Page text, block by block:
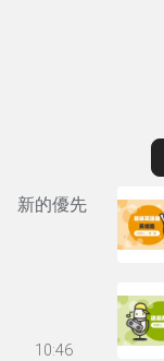
新的優先
10:46